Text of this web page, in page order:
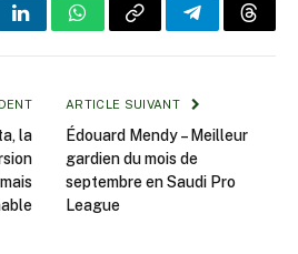
LinkedInWhatsApp
Copy
Telegram
la
ARTICLE SUIVANT
Édouard Mendy – Meilleur
gardien du mois de
septembre en Saudi Pro
League